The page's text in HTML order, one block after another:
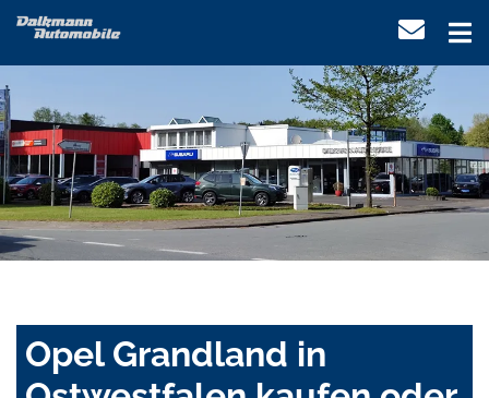
Opel Grandland in